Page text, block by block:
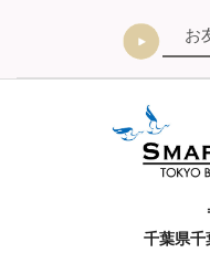
お
千葉県